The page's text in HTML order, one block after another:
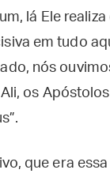
lá Ele
em tudo
nós
os
que era